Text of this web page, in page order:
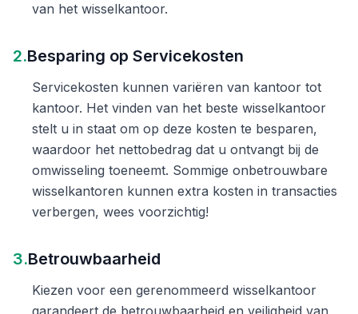
van het wisselkantoor.
2.Besparing op Servicekosten
Servicekosten kunnen variëren van kantoor tot
kantoor. Het vinden van het beste wisselkantoor
stelt u in staat om op deze kosten te besparen,
waardoor het nettobedrag dat u ontvangt bij de
omwisseling toeneemt. Sommige onbetrouwbare
wisselkantoren kunnen extra kosten in transacties
verbergen, wees voorzichtig!
3.Betrouwbaarheid
Kiezen voor een gerenommeerd wisselkantoor
garandeert de betrouwbaarheid en veiligheid van